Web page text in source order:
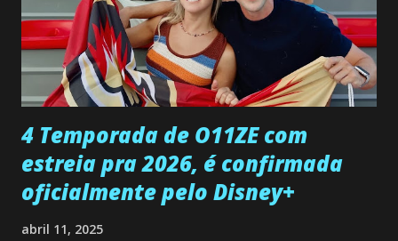
Rogerio consegue se livrar de todas as suspeitas pelo
desaparecimento de Francisco, apontando que ele poderia
ter sido vítima da fúria de Gabriel. Artur informa a Gabriel
que a clínica inseminou por engano outra paciente, que está
...
4 Temporada de O11ZE com
estreia pra 2026, é confirmada
oficialmente pelo Disney+
abril 11, 2025